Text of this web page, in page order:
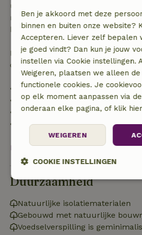
uur. Bij annulering binnen
recht op volledige terugbetaling
boekingsbedrag.
Daarna krijg je een deel van de
de borg terugbetaald:
• tot 42 dagen voor aankomst:
• 42–28 dagen voor aankomst:
• 28 dagen tot de aankomstdag:
• op de aankomstdag of later:
Bekijk alles
Duurzaamheid
Natuurlijke isolatiematerialen
Gebouwd met natuurlijke
Voedselverspilling is
Ben je akkoord met deze
binnen en buiten onze website?
Accepteren. Liever zelf bepalen
je goed vindt? Dan kun je jouw
instellen via Cookie instellingen.
Weigeren, plaatsen we alleen
functionele cookies. Je
op elk moment aanpassen via
onderaan elke pagina, of klik
WEIGEREN
COOKIE INSTELLINGEN
Strikt
Prestatie
Functioneel Niet-